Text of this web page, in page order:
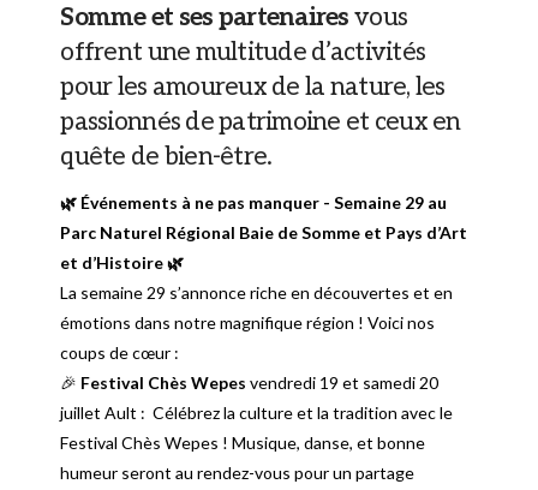
Somme et ses partenaires vous
offrent une multitude d’activités
pour les amoureux de la nature, les
passionnés de patrimoine et ceux en
quête de bien-être.
🌿 Événements à ne pas manquer - Semaine 29 au
Parc Naturel Régional Baie de Somme et Pays d’Art
et d’Histoire 🌿
La semaine 29 s’annonce riche en découvertes et en
émotions dans notre magnifique région ! Voici nos
coups de cœur :
🎉 Festival Chès Wepes vendredi 19 et samedi 20
juillet Ault : Célébrez la culture et la tradition avec le
Festival Chès Wepes ! Musique, danse, et bonne
humeur seront au rendez-vous pour un partage